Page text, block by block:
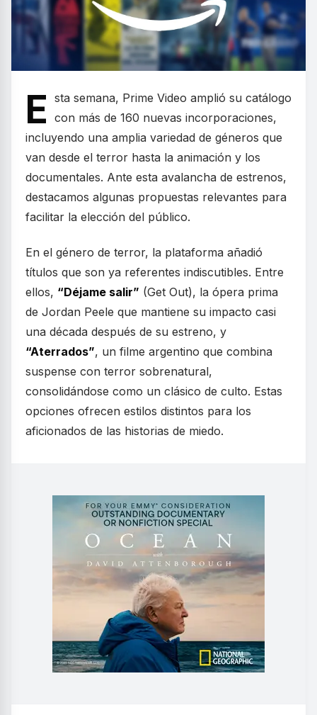
E sta semana, Prime Video amplió su catálogo
con más de 160 nuevas incorporaciones,
incluyendo una amplia variedad de géneros que
van desde el terror hasta la animación y los
documentales. Ante esta avalancha de estrenos,
destacamos algunas propuestas relevantes para
facilitar la elección del público.
En el género de terror, la plataforma añadió
títulos que son ya referentes indiscutibles. Entre
ellos, “Déjame salir” (Get Out), la ópera prima
de Jordan Peele que mantiene su impacto casi
una década después de su estreno, y
“Aterrados”, un filme argentino que combina
suspense con terror sobrenatural,
consolidándose como un clásico de culto. Estas
opciones ofrecen estilos distintos para los
aficionados de las historias de miedo.